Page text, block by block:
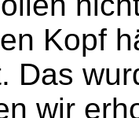
Kopf
Das
wir